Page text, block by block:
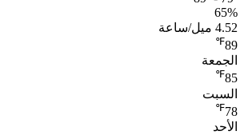
65%
4.52 ميل/ساعة
89
℉
الجمعة
85
℉
السبت
78
℉
الأحد